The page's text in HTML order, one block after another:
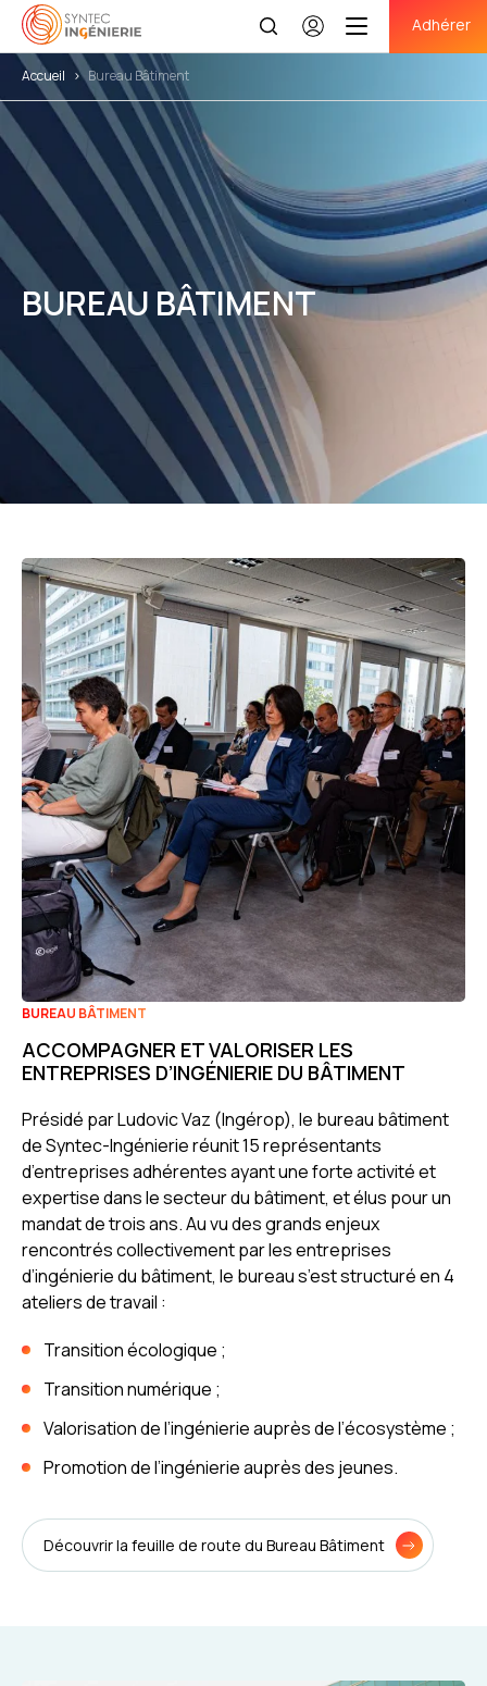
Se
Adhérer
Accueil > Bureau Bâtiment
BUREAU BÂTIMENT
BUREAU BÂTIMENT
ACCOMPAGNER ET VALORISER LES
ENTREPRISES D’INGÉNIERIE DU BÂTIMENT
Présidé par Ludovic Vaz (Ingérop), le bureau bâtiment
de Syntec-Ingénierie réunit 15 représentants
d’entreprises adhérentes ayant une forte activité et
expertise dans le secteur du bâtiment, et élus pour un
mandat de trois ans. Au vu des grands enjeux
rencontrés collectivement par les entreprises
d’ingénierie du bâtiment, le bureau s’est structuré en 4
ateliers de travail :
Transition écologique ;
Transition numérique ;
Valorisation de l’ingénierie auprès de l’écosystème ;
Promotion de l’ingénierie auprès des jeunes.
Découvrir la feuille de route du Bureau Bâtiment